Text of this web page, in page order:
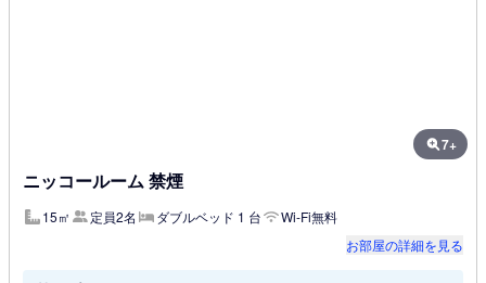
7+
ニッコールーム 禁煙
15㎡ 定員2名 ダブルベッド 1 台
Wi-Fi無料
お部屋の詳細を見る